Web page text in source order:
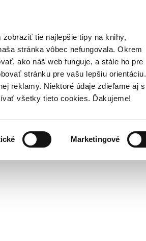
tie najlepšie tipy na knihy,
stránka vôbec nefungovala. Okrem
ako náš web funguje, a stále ho pre
stránku pre vašu lepšiu orientáciu.
reklamy. Niektoré údaje zdieľame aj s
všetky tieto cookies. Ďakujeme!
Marketingové